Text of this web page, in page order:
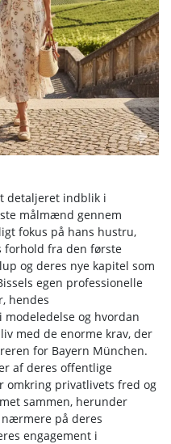
detaljeret indblik i
målmænd gennem
fokus på hans hustru,
forhold fra den første
og deres nye kapitel som
egen professionelle
hendes
og hvordan
med de enorme krav, der
for Bayern München.
af deres offentlige
privatlivets fred og
sammen, herunder
nærmere på deres
engagement i